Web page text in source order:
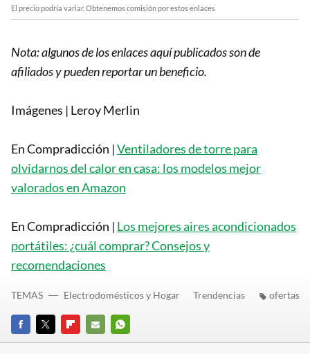
El precio podría variar. Obtenemos comisión por estos enlaces
Nota: algunos de los enlaces aquí publicados son de
afiliados y pueden reportar un beneficio.
Imágenes | Leroy Merlin
En Compradicción |Ventiladores de torre para
olvidarnos del calor en casa: los modelos mejor
valorados en Amazon
En Compradicción | Los mejores aires acondicionados
portátiles: ¿cuál comprar? Consejos y
recomendaciones
FACEBOOK
TWITTERFLIPBOARD
E-
WHATSAPP
TEMAS Electrodomésticos y Hogar Trendencias ofertas